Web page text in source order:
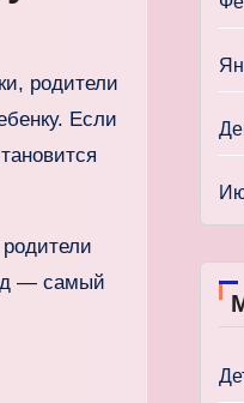
родители
Если
— самый